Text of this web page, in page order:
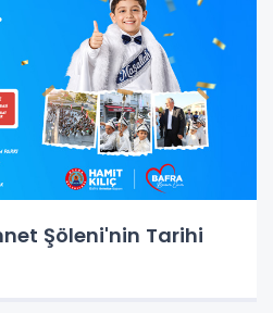
Şöleni'nin Tarihi